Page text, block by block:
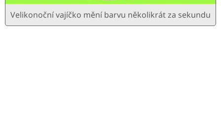
Velikonoční vajíčko mění barvu několikrát za sekundu